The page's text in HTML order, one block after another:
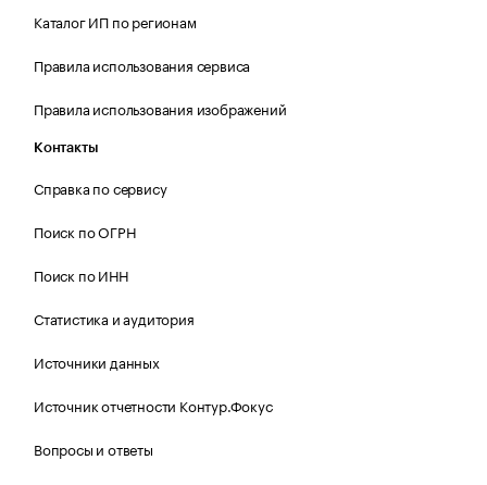
Каталог ИП по регионам
Правила использования сервиса
Правила использования изображений
Контакты
Справка по сервису
Поиск по ОГРН
Поиск по ИНН
Статистика и аудитория
Источники данных
Источник отчетности Контур.Фокус
Вопросы и ответы